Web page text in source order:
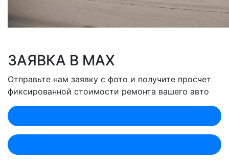
ЗАЯВКА В MAX
Отправьте нам заявку с фото и получите просчет
фиксированной стоимости ремонта вашего авто